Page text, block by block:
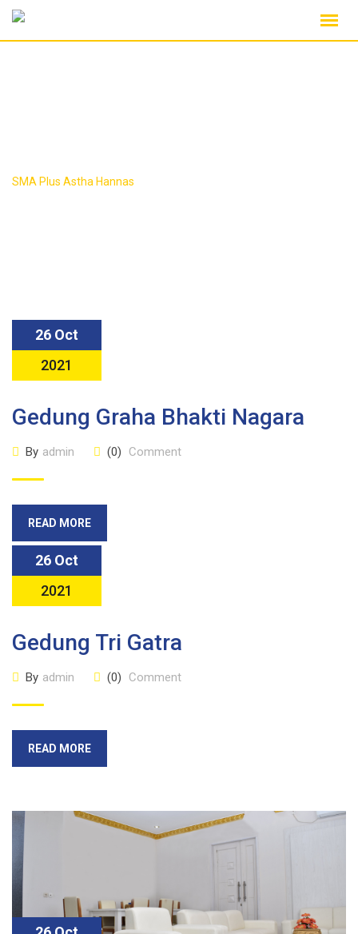
Skip
SMA Plus Astha Hannas
26 Oct
2021
Gedung Graha Bhakti Nagara
By admin (0) Comment
READ MORE
26 Oct
2021
Gedung Tri Gatra
By admin (0) Comment
READ MORE